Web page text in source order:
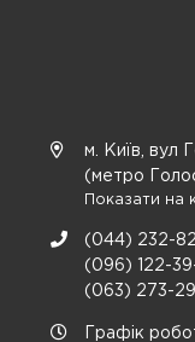
м. Київ, вул
(метро
Показати на
(044) 232-
(096) 122-
(063) 273-
Графік